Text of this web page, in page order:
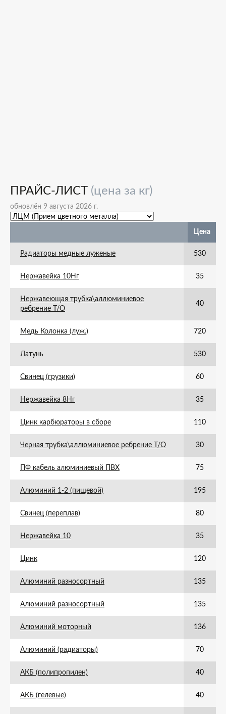
ПРАЙС-ЛИСТ (цена за кг)
обновлён 9 августа 2026 г.
Цена
Радиаторы медные луженые 530
Нержавейка 10Нг 35
Нержавеющая трубка\аллюминиевое
ребрение Т/О
40
Медь Колонка (луж.) 720
Латунь 530
Свинец (грузики) 60
Нержавейка 8Нг 35
Цинк карбюраторы в сборе 110
Черная трубка\аллюминиевое ребрение Т/О 30
ПФ кабель алюминиевый ПВХ 75
Алюминий 1-2 (пищевой) 195
Свинец (переплав) 80
Нержавейка 10 35
Цинк 120
Алюминий разносортный 135
Алюминий разносортный 135
Алюминий моторный 136
Алюминий (радиаторы) 70
АКБ (полипропилен) 40
АКБ (гелевые) 40